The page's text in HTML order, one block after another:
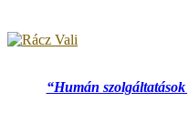
“Humán